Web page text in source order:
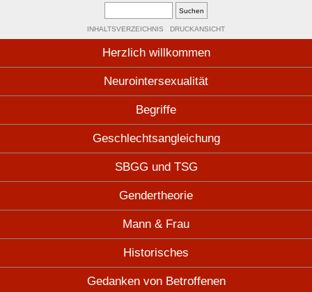
INHALTSVERZEICHNIS DRUCKANSICHT
Herzlich willkommen
Neurointersexualität
Begriffe
Geschlechtsangleichung
SBGG und TSG
Gendertheorie
Mann & Frau
Historisches
Gedanken von Betroffenen